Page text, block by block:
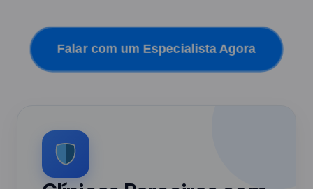
Falar com um Especialista Agora